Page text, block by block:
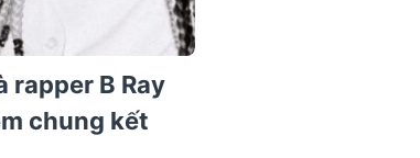
rapper B Ray
chung kết